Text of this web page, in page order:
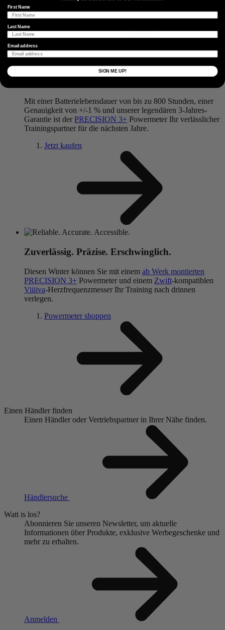
Mit einer Batterielebensdauer von bis zu 800 Stunden, einer
Genauigkeit von +/-1 % und unserer legendären 3-Jahres-
Garantie ist der PRECISION 3+ Powermeter Ihr verlässlicher
Trainingspartner für die nächsten Jahre.
Jetzt kaufen
Zuverlässig. Präzise. Erschwinglich.
Diesen Winter können Sie mit einem ab Werk montierten
PRECISION 3+ Powermeter und einem Zwift-kompatiblen
Viiiiva-Herzfrequenzmesser Ihr Training nach drinnen
verlegen.
Powermeter shoppen
Einen Händler finden
Einen Händler oder Vertriebspartner in Ihrer Nähe finden.
Händlersuche
Watt is los?
Abonnieren Sie unseren Newsletter, um aktuelle
Informationen über Produkte, exklusive Werbegeschenke und
mehr zu erhalten.
Anmelden
First Name
Last Name
Email address
SIGN ME UP!